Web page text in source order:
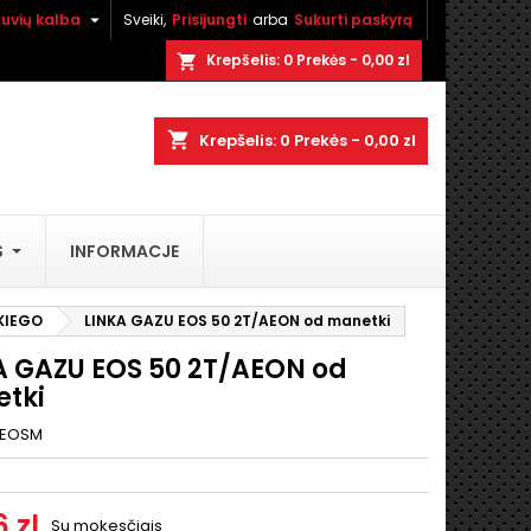
Sveiki, Prisijungti arba Sukurti paskyrą
kalba 
shopping_cart Krepšelis: 0 Prekės - 0,00 zl
shopping_cart Krepšelis: 0 Prekės - 0,00 zl
INFORMACJE
LINKA GAZU EOS 50 2T/AEON od manetki
GAZU EOS 50 2T/AEON od
Su mokesčiais